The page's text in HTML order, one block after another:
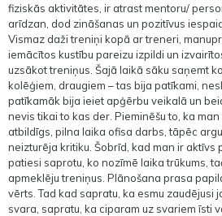
fiziskās aktivitātes, ir atrast mentoru/
arīdzan, dod zināšanas un pozitīvus
Vismaz daži treniņi kopā ar treneri,
iemācītos kustību pareizu izpildi un
uzsākot treniņus. Šajā laikā sāku saņemt
kolēģiem, draugiem – tas bija patīkami,
patīkamāk bija ieiet apģērbu veikalā un
nevis tikai to kas der. Pieminēšu to, ka
atbildīgs, pilna laika ofisa darbs, tāpēc
neizturēja kritiku. Šobrīd, kad man ir aktīvs
patiesi saprotu, ko nozīmē laika trūkums,
apmeklēju treniņus. Plānošana prasa
vērts. Tad kad sapratu, ka esmu zaudējusi
svara, sapratu, ka ciparam uz svariem īsti